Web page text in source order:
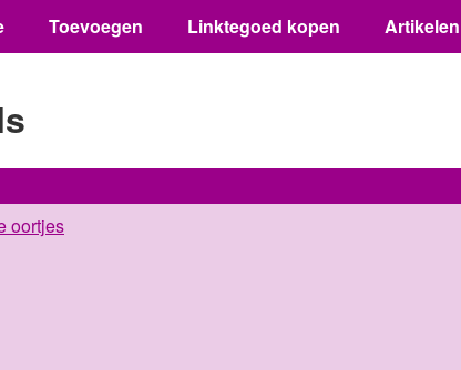
Toevoegen Linktegoed kopen Artikelen
oortjes